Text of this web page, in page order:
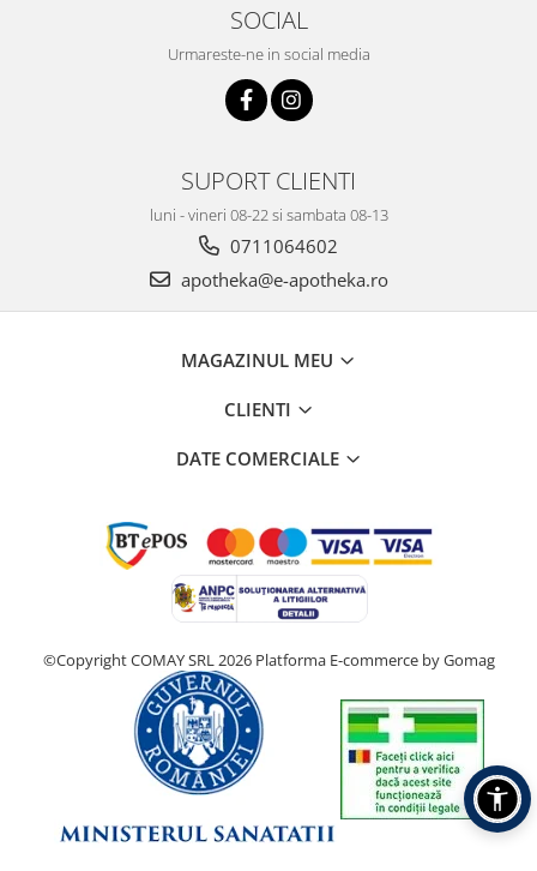
SOCIAL
Urmareste-ne in social media
SUPORT CLIENTI
luni - vineri 08-22 si sambata 08-13
0711064602
apotheka@e-apotheka.ro
MAGAZINUL MEU
CLIENTI
DATE COMERCIALE
©Copyright COMAY SRL 2026 Platforma E-commerce by Gomag